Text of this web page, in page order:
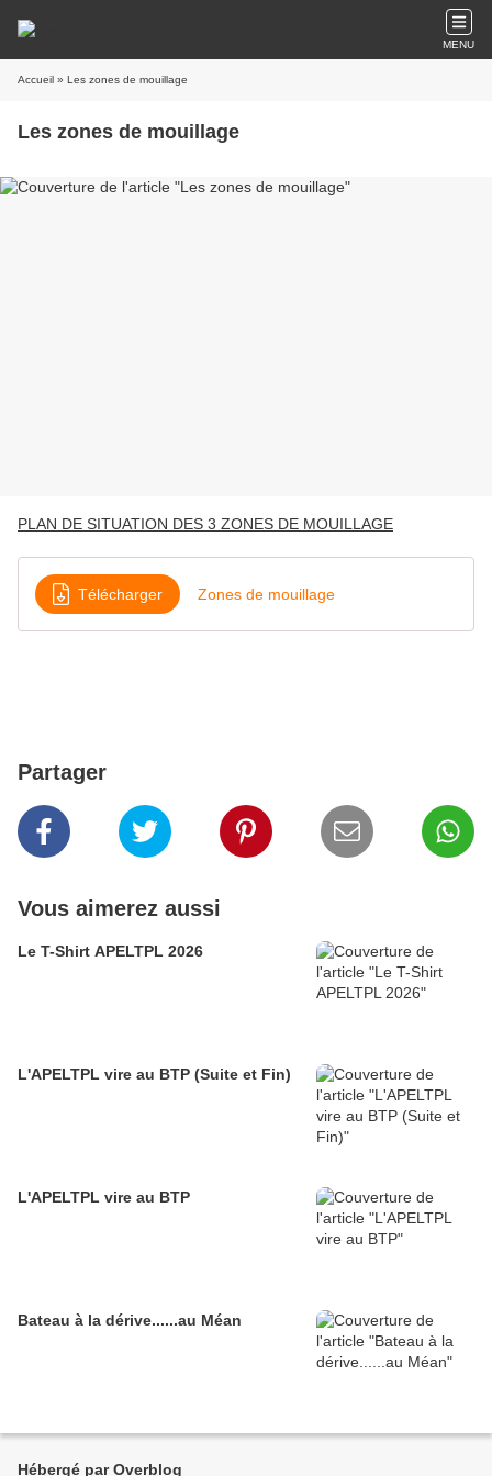
MENU
Accueil » Les zones de mouillage
Les zones de mouillage
PLAN DE SITUATION DES 3 ZONES DE MOUILLAGE
Télécharger Zones de mouillage
Partager
Vous aimerez aussi
Le T-Shirt APELTPL 2026
L'APELTPL vire au BTP (Suite et Fin)
L'APELTPL vire au BTP
Bateau à la dérive......au Méan
Hébergé par Overblog